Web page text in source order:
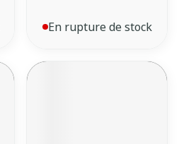
En rupture de stock